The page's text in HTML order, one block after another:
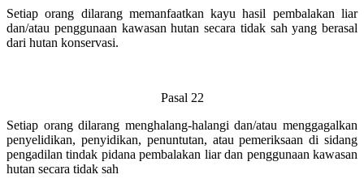
Setiap orang dilarang memanfaatkan kayu hasil pembalakan liar
dan/atau penggunaan kawasan hutan secara tidak sah yang berasal
dari hutan konservasi.
Pasal 22
Setiap orang dilarang menghalang-halangi dan/atau menggagalkan
penyelidikan, penyidikan, penuntutan, atau pemeriksaan di sidang
pengadilan tindak pidana pembalakan liar dan penggunaan kawasan
hutan secara tidak sah